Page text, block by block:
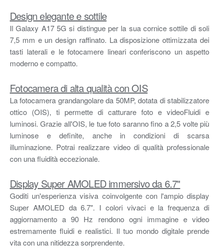
Design elegante e sottile
Il Galaxy A17 5G si distingue per la sua cornice sottile di soli
7,5 mm e un design raffinato. La disposizione ottimizzata dei
tasti laterali e le fotocamere lineari conferiscono un aspetto
moderno e compatto.
Fotocamera di alta qualità con OIS
La fotocamera grandangolare da 50MP, dotata di stabilizzatore
ottico (OIS), ti permette di catturare foto e videoFluidi e
luminosi. Grazie all'OIS, le tue foto saranno fino a 2,5 volte più
luminose e definite, anche in condizioni di scarsa
illuminazione. Potrai realizzare video di qualità professionale
con una fluidità eccezionale.
Display Super AMOLED immersivo da 6.7"
Goditi un'esperienza visiva coinvolgente con l'ampio display
Super AMOLED da 6.7". I colori vivaci e la frequenza di
aggiornamento a 90 Hz rendono ogni immagine e video
estremamente fluidi e realistici. Il tuo mondo digitale prende
vita con una nitidezza sorprendente.